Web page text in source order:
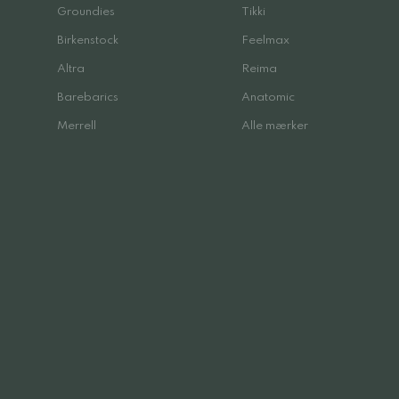
Groundies Tikki
Birkenstock Feelmax
Altra Reima
Barebarics Anatomic
Merrell Alle mærker